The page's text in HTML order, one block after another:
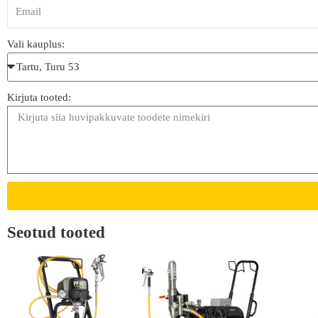
Vali kauplus:
Kirjuta tooted:
Seotud tooted